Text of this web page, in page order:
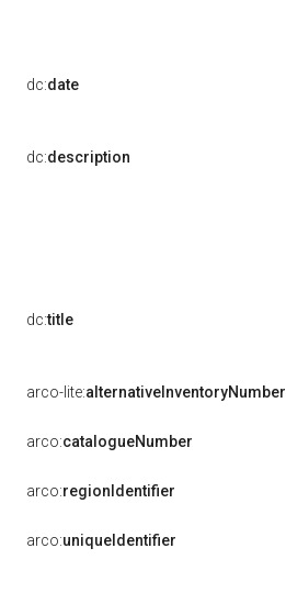
dc:date
dc:description
dc:title
arco-lite:alternativeInventoryNumber
arco:catalogueNumber
arco:regionIdentifier
arco:uniqueIdentifier